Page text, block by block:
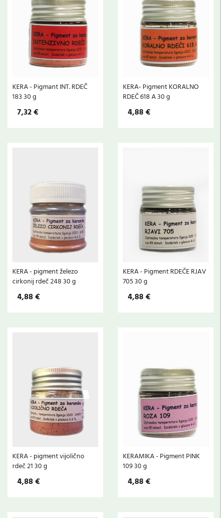
KERA - Pigmant INT. RDEČ
183 30 g
7,32 €
KERA- Pigment KORALNO
RDEČ 618 A 30 g
4,88 €
KERA - pigment železo
cirkonij rdeč 248 30 g
4,88 €
KERA - Pigment RDEČE RJAV
705 30 g
4,88 €
KERA - pigment vijolično
rdeč 21 30 g
4,88 €
KERAMIKA - Pigment PINK
109 30 g
4,88 €